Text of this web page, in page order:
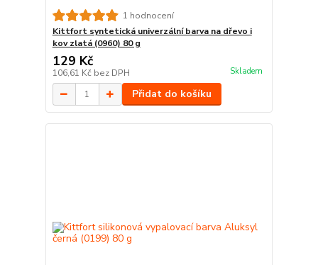
1 hodnocení
Kittfort syntetická univerzální barva na dřevo i
kov zlatá (0960) 80 g
129 Kč
106,61 Kč bez DPH Skladem
Přidat do košíku